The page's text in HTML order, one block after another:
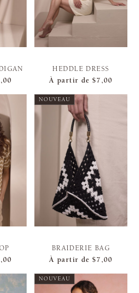
HEDDLE DRESS
À partir de $7,00
NOUVEAU
BRAIDERIE BAG
À partir de $7,00
NOUVEAU